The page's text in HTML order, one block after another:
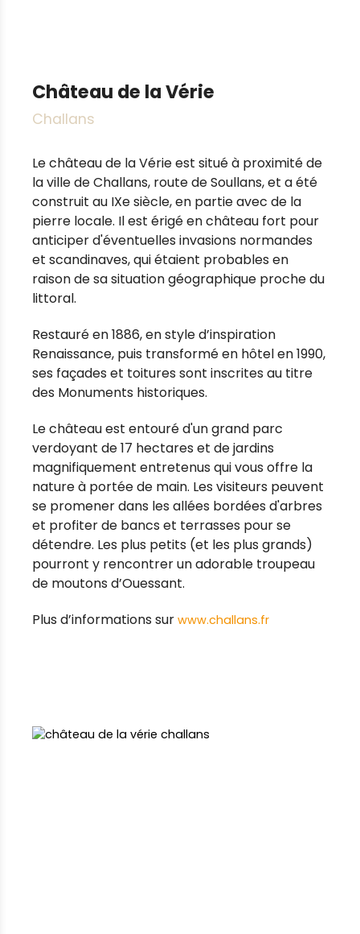
Château de la Vérie
Challans
Le château de la Vérie est situé à proximité de
la ville de Challans, route de Soullans, et a été
construit au IXe siècle, en partie avec de la
pierre locale. Il est érigé en château fort pour
anticiper d'éventuelles invasions normandes
et scandinaves, qui étaient probables en
raison de sa situation géographique proche du
littoral.
Restauré en 1886, en style d’inspiration
Renaissance, puis transformé en hôtel en 1990,
ses façades et toitures sont inscrites au titre
des Monuments historiques.
Le château est entouré d'un grand parc
verdoyant de 17 hectares et de jardins
magnifiquement entretenus qui vous offre la
nature à portée de main. Les visiteurs peuvent
se promener dans les allées bordées d'arbres
et profiter de bancs et terrasses pour se
détendre. Les plus petits (et les plus grands)
pourront y rencontrer un adorable troupeau
de moutons d’Ouessant.
Plus d’informations sur www.challans.fr